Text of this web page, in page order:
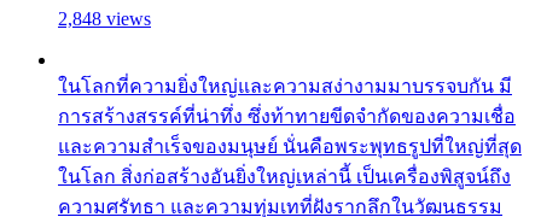
2,848 views
ในโลกที่ความยิ่งใหญ่และความสง่างามมาบรรจบกัน มี
การสร้างสรรค์ที่น่าทึ่ง ซึ่งท้าทายขีดจำกัดของความเชื่อ
และความสำเร็จของมนุษย์ นั่นคือพระพุทธรูปที่ใหญ่ที่สุด
ในโลก สิ่งก่อสร้างอันยิ่งใหญ่เหล่านี้ เป็นเครื่องพิสูจน์ถึง
ความศรัทธา และความทุ่มเทที่ฝังรากลึกในวัฒนธรรม